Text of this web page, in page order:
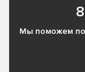
Мы поможем